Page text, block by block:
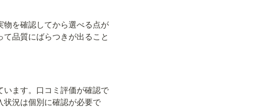
を確認してから選べる点が
品質にばらつきが出ること
ます。口コミ評価が確認で
状況は個別に確認が必要で